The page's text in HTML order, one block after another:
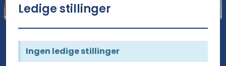
Ledige stillinger
Ingen ledige stillinger